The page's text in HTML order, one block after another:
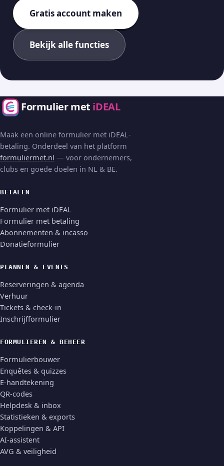
Gratis account maken
Bekijk alle functies
Formulier met iDEAL
Maak een online formulier met iDEAL-
betaling. Onderdeel van het platform
formuliermet.nl — voor ondernemers,
clubs en goede doelen in NL & BE.
BETALEN
Formulier met iDEAL
Formulier met betaling
Abonnementen & incasso
Donatieformulier
PLANNEN & EVENTS
Reserveringen & agenda
Verhuur
Tickets & check-in
Inschrijfformulier
FORMULIEREN & BEHEER
Formulierbouwer
Enquêtes & quizzes
E-handtekening
QR-codes
Helpdesk & inbox
Statistieken & exports
Koppelingen & API
AI-assistent
AVG & veiligheid